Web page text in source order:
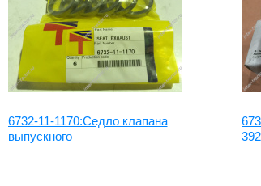
6732-11-1170:Седло клапана
выпускного